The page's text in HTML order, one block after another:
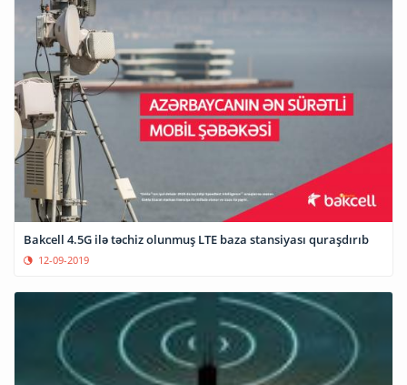
Bakcell 4.5G ilə təchiz olunmuş LTE baza stansiyası quraşdırıb
12-09-2019